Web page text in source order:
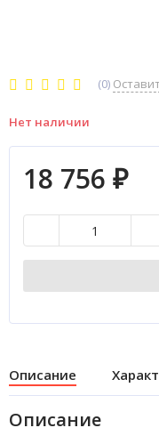
(0)
Нет наличии
18 756 ₽
Описание
Описание